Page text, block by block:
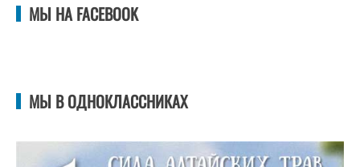
МЫ НА FACEBOOK
МЫ В ОДНОКЛАССНИКАХ